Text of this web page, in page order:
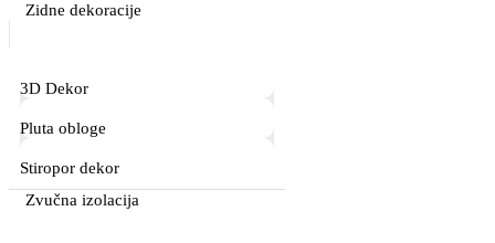
Zidne dekoracije
3D Dekor
Pluta obloge
Stiropor dekor
Zvučna izolacija